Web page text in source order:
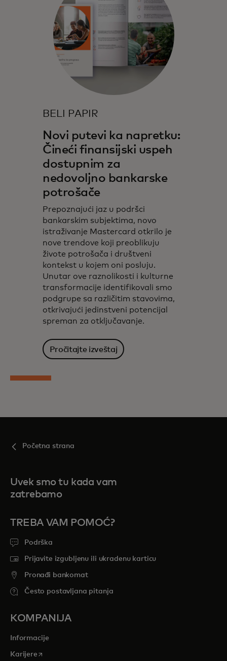
BELI PAPIR
Novi putevi ka napretku:
Čineći finansijski uspeh
dostupnim za
nedovoljno bankarske
potrošače
Prepoznajući jaz u podršci
bankarskim subjektima, novo
istraživanje Mastercard otkrilo je
nove trendove koji preoblikuju
živote potrošača i društveni
kontekst u kojem oni posluju.
Unutar ove raznolikosti i kulturne
transformacije identifikovali smo
podgrupe sa različitim stavovima,
otkrivajući jedinstveni potencijal
spreman za otključavanje.
Pročitajte izveštaj
Početna strana
Uvek smo tu kada vam
zatrebamo
TREBA VAM POMOĆ?
Podrška
Prijavite izgubljenu ili ukradenu karticu
Pronađi bankomat
Često postavljana pitanja
KOMPANIJA
Informacije
Karijereopens in a new tab